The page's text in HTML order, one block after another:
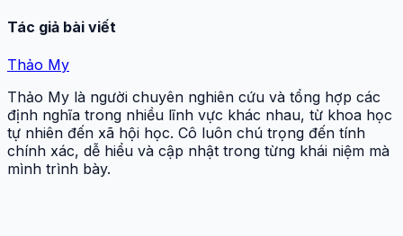
Tác giả bài viết
Thảo My
Thảo My là người chuyên nghiên cứu và tổng hợp các
định nghĩa trong nhiều lĩnh vực khác nhau, từ khoa học
tự nhiên đến xã hội học. Cô luôn chú trọng đến tính
chính xác, dễ hiểu và cập nhật trong từng khái niệm mà
mình trình bày.